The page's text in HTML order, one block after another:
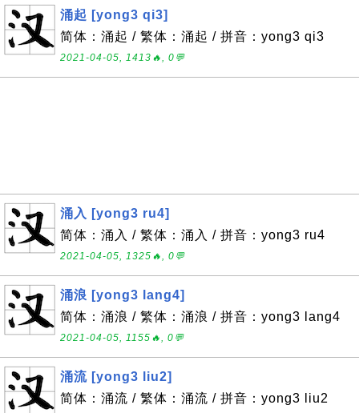
涌起 [yong3 qi3]
简体：涌起 / 繁体：涌起 / 拼音：yong3 qi3
2021-04-05, 1413🔥, 0💬
涌入 [yong3 ru4]
简体：涌入 / 繁体：涌入 / 拼音：yong3 ru4
2021-04-05, 1325🔥, 0💬
涌浪 [yong3 lang4]
简体：涌浪 / 繁体：涌浪 / 拼音：yong3 lang4
2021-04-05, 1155🔥, 0💬
涌流 [yong3 liu2]
简体：涌流 / 繁体：涌流 / 拼音：yong3 liu2